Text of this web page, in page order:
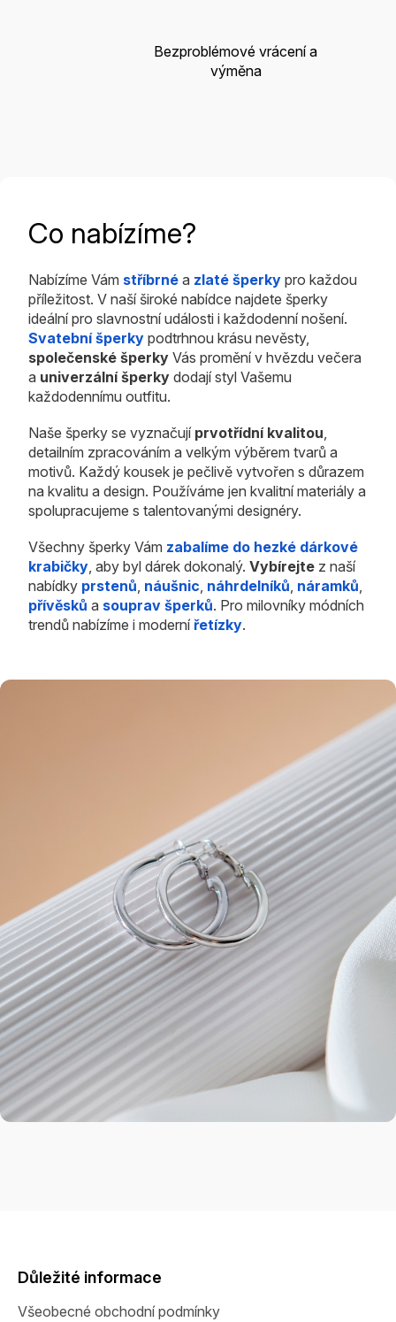
Bezproblémové vrácení a
výměna
Co nabízíme?
Nabízíme Vám stříbrné a zlaté šperky pro každou
příležitost. V naší široké nabídce najdete šperky
ideální pro slavnostní události i každodenní nošení.
Svatební šperky podtrhnou krásu nevěsty,
společenské šperky Vás promění v hvězdu večera
a univerzální šperky dodají styl Vašemu
každodennímu outfitu.
Naše šperky se vyznačují prvotřídní kvalitou,
detailním zpracováním a velkým výběrem tvarů a
motivů. Každý kousek je pečlivě vytvořen s důrazem
na kvalitu a design. Používáme jen kvalitní materiály a
spolupracujeme s talentovanými designéry.
Všechny šperky Vám zabalíme do hezké dárkové
krabičky, aby byl dárek dokonalý. Vybírejte z naší
nabídky prstenů, náušnic, náhrdelníků, náramků,
přívěsků a souprav šperků. Pro milovníky módních
trendů nabízíme i modernířetízky.
Důležité informace
Všeobecné obchodní podmínky